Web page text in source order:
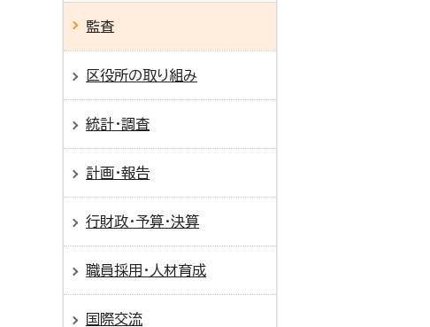
監査
区役所の取り組み
統計・調査
計画・報告
行財政・予算・決算
職員採用・人材育成
国際交流